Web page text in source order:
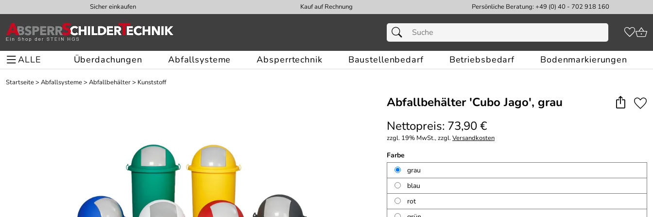
Sicher einkaufen Kauf auf Rechnung Persönliche Beratung: +49 (0) 40 - 702 918 160
ALLE Überdachungen Abfallsysteme Absperrtechnik Baustellenbedarf Betriebsbedarf Bodenmarkierungen
Startseite> Abfallsysteme> Abfallbehälter> Kunststoff
Abfallbehälter 'Cubo Jago', grau
Nettopreis: 73,90 €
zzgl. 19% MwSt., zzgl.Versandkosten
Farbe
grau
blau
rot